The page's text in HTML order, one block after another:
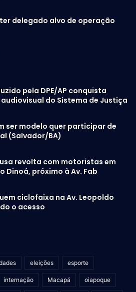
delegado alvo de operação
pela DPE/AP conquista
do Sistema de Justiça
ser modelo quer participar de
(Salvador/BA)
revolta com motoristas em
Dinoá, próximo à Av. Fab
ciclofaixa na Av. Leopoldo
o acesso
eleições esporte
internação Macapá oiapoque